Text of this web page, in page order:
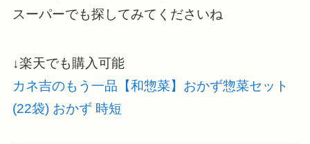
スーパーでも探してみてくださいね
↓楽天でも購入可能
カネ吉のもう一品【和惣菜】おかず惣菜セット
(22袋) おかず 時短